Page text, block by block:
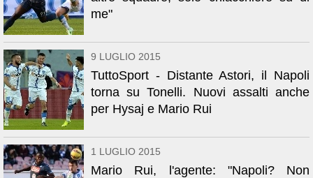
me"
9 LUGLIO 2015
TuttoSport - Distante Astori, il Napoli
torna su Tonelli. Nuovi assalti anche
per Hysaj e Mario Rui
1 LUGLIO 2015
Mario Rui, l'agente: "Napoli? Non